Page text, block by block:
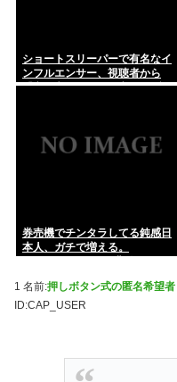
ショートスリーパーで有名なイ
ンフルエンサー、視聴者から
「寝た方がいい」と言われブチ
券売機でチンタラしてる鈍感日
本人、ガチで増える。
件。
1 名前:押しボタン式の匿名希望者
ID:CAP_USER